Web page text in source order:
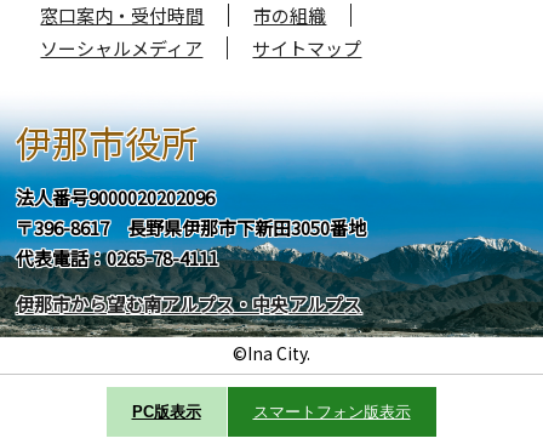
窓口案内・受付時間
市の組織
ソーシャルメディア
サイトマップ
伊那市役所
法人番号9000020202096
〒396-8617 長野県伊那市下新田3050番地
代表電話：0265-78-4111
伊那市から望む南アルプス・中央アルプス
©Ina City.
PC版表示 スマートフォン版表示